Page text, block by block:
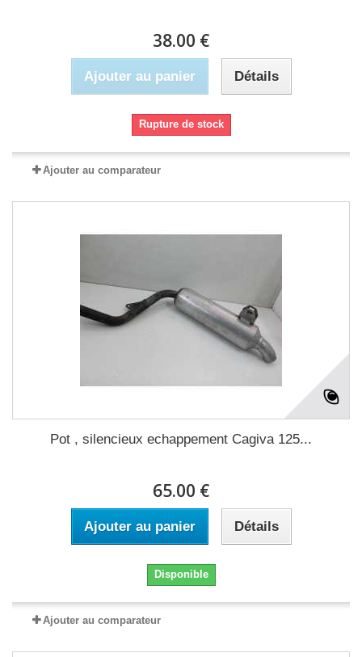
38.00 €
Ajouter au panier Détails
Rupture de stock
Ajouter au comparateur
Pot , silencieux echappement Cagiva 125...
65.00 €
Ajouter au panier Détails
Disponible
Ajouter au comparateur